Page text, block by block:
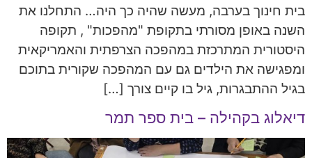
בית חינוך בערבה, מעשה שהיה כך היה… התחלנו את
השנה באופן מסורתי בתקופת "מהפכות" , תקופה
היסטורית המתרכזת במהפכה הצרפתית והאמריקאית
ומפגישה את הילדים גם עם המהפכה שקורית בתוכם
בגיל ההתבגרות, גיל בו קיים צורך […]
דיאלוג בקהילה – בית ספר תמר